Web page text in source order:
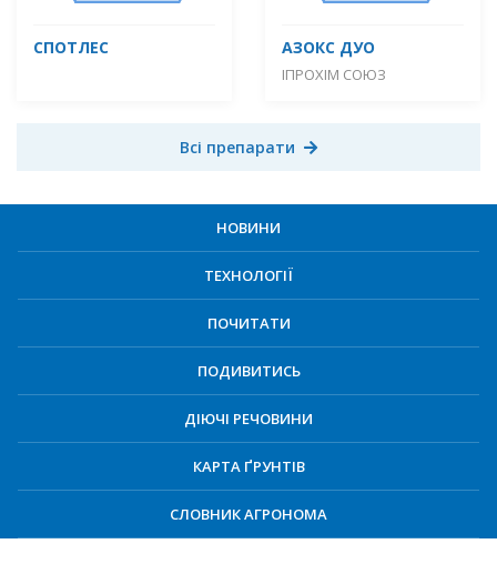
СПОТЛЕС АЗОКС ДУО
ІПРОХІМ СОЮЗ
Всі препарати
НОВИНИ
ТЕХНОЛОГІЇ
ПОЧИТАТИ
ПОДИВИТИСЬ
ДІЮЧІ РЕЧОВИНИ
КАРТА ҐРУНТІВ
СЛОВНИК АГРОНОМА